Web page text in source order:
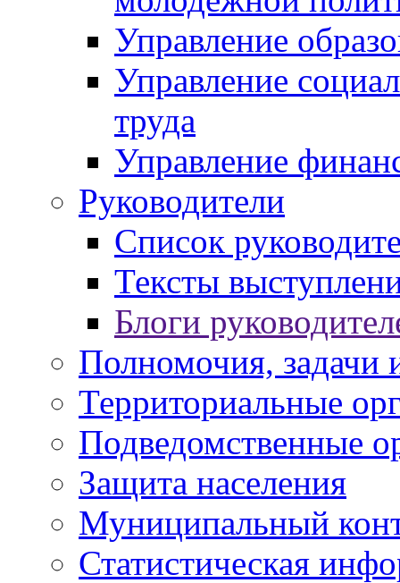
Управление
Управление
труда
Управление
Руководители
Список
Тексты
Блоги
Полномочия, задачи
Территориальные
Подведомственные
Защита населения
Муниципальный
Статистическая